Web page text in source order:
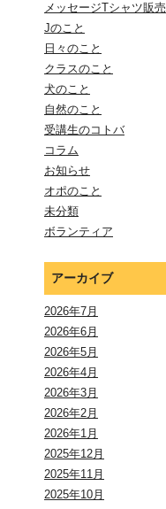
メッセージTシャツ販売
Jのこと
日々のこと
クラスのこと
犬のこと
自然のこと
受講生のコトバ
コラム
お知らせ
オポのこと
未分類
ボランティア
アーカイブ
2026年7月
2026年6月
2026年5月
2026年4月
2026年3月
2026年2月
2026年1月
2025年12月
2025年11月
2025年10月